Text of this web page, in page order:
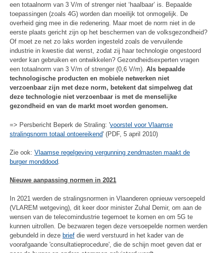
een totaalnorm van 3 V/m of strenger niet ‘haalbaar’ is. Bepaalde
toepassingen (zoals 4G) worden dan moeilijk tot onmogelijk. De
overheid ging mee in die redenering. Maar moet de norm niet in de
eerste plaats gericht zijn op het beschermen van de volksgezondheid?
Of moet ze net zo laks worden ingesteld zoals de vervuilende
industrie in kwestie dat wenst, zodat zij haar technologie ongestoord
verder kan gebruiken en ontwikkelen? Gezondheidsexperten vragen
een totaalnorm van 3 V/m of strenger (0,6 V/m). Als bepaalde
technologische producten en mobiele netwerken niet
verzoenbaar zijn met deze norm, betekent dat simpelweg dat
deze technologie niet verzoenbaar is met de menselijke
gezondheid en van de markt moet worden genomen.
=> Persbericht Beperk de Straling: 'voorstel voor Vlaamse
stralingsnorm totaal ontoereikend' (PDF, 5 april 2010)
Zie ook: Vlaamse regelgeving vergunning zendmasten maakt de
burger monddood
Nieuwe aanpassing normen in 2021
In 2021 werden de stralingsnormen in Vlaanderen opnieuw versoepeld
(VLAREM wetgeving), dit keer door minister Zuhal Demir, om aan de
wensen van de telecomindustrie tegemoet te komen en om 5G te
kunnen uitrollen. De bezwaren tegen deze versoepelde normen werden
gebundeld in deze brief die werd verstuurd in het kader van de
voorafgaande 'consultatieprocedure', die de schijn moet geven dat er